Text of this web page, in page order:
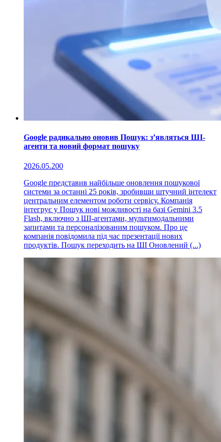
Google радикально оновив Пошук: з’являться ШІ-
агенти та новий формат пошуку
2026.05.200
Google представив найбільше оновлення пошукової
системи за останні 25 років, зробивши штучний інтелект
центральним елементом роботи сервісу. Компанія
інтегрує у Пошук нові можливості на базі Gemini 3.5
Flash, включно з ШІ-агентами, мультимодальними
запитами та персоналізованим пошуком. Про це
компанія повідомила під час презентації нових
продуктів. Пошук переходить на ШІ Оновлений (...)